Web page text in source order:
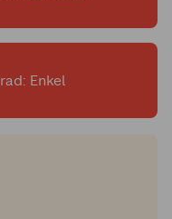
Enkel